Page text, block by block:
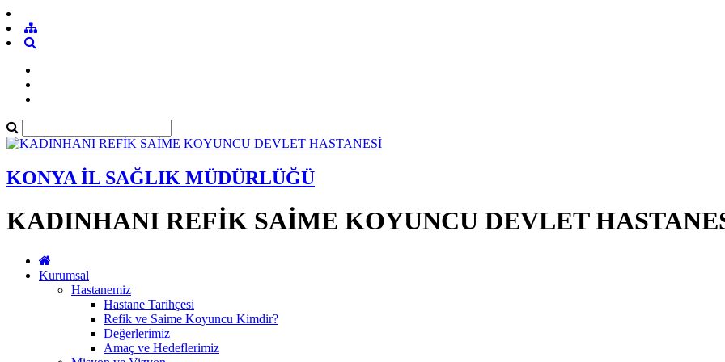
KONYA İL SAĞLIK MÜDÜRLÜĞÜ
KADINHANI REFİK SAİME KOYUNCU DEVLET
Kurumsal
Hastanemiz
Hastane Tarihçesi
Refik ve Saime Koyuncu Kimdir?
Değerlerimiz
Amaç ve Hedeflerimiz